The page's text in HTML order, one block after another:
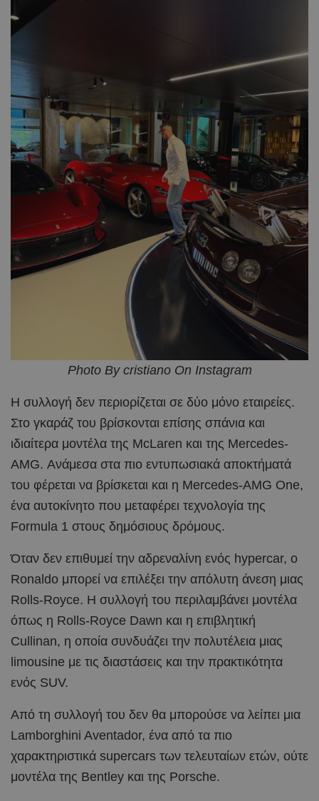
Photo By cristiano On Instagram
Η συλλογή δεν περιορίζεται σε δύο μόνο εταιρείες.
Στο γκαράζ του βρίσκονται επίσης σπάνια και
ιδιαίτερα μοντέλα της McLaren και της Mercedes-
AMG. Ανάμεσα στα πιο εντυπωσιακά αποκτήματά
του φέρεται να βρίσκεται και η Mercedes-AMG One,
ένα αυτοκίνητο που μεταφέρει τεχνολογία της
Formula 1 στους δημόσιους δρόμους.
Όταν δεν επιθυμεί την αδρεναλίνη ενός hypercar, ο
Ronaldo μπορεί να επιλέξει την απόλυτη άνεση μιας
Rolls-Royce. Η συλλογή του περιλαμβάνει μοντέλα
όπως η Rolls-Royce Dawn και η επιβλητική
Cullinan, η οποία συνδυάζει την πολυτέλεια μιας
limousine με τις διαστάσεις και την πρακτικότητα
ενός SUV.
Από τη συλλογή του δεν θα μπορούσε να λείπει μια
Lamborghini Aventador, ένα από τα πιο
χαρακτηριστικά supercars των τελευταίων ετών, ούτε
μοντέλα της Bentley και της Porsche.